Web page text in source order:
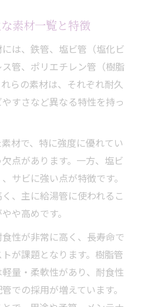
われる樹脂管と鉄管の違
選びで重視すべきポイン
配管工事の素材選び
びは耐久性とサビ対策が
る素材の選定ポイント
ビ・耐震性を徹底比較
の修理や交換のしやすさ
ない素材選びのコツを紹
素材一覧と特徴
は、鉄管、塩ビ管（塩化ビ
管、ポリエチレン管（樹脂
らの素材は、それぞれ耐久
すさなど異なる特性を持っ
材で、特に強度に優れてい
点があります。一方、塩ビ
サビに強い点が特徴です。
、主に給湯管に使われるこ
や高めです。
性が非常に高く、長寿命で
が課題となります。樹脂管
軽量・柔軟性があり、耐食性
での採用が増えています。